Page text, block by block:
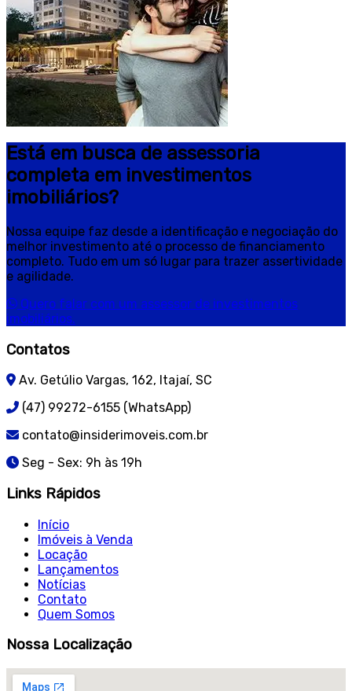
Está em busca de assessoria
completa em investimentos
imobiliários?
Nossa equipe faz desde a identificação e negociação do
melhor investimento até o processo de financiamento
completo. Tudo em um só lugar para trazer assertividade
e agilidade.
Quero falar com um assessor de investimentos
imobiliários.
Contatos
Av. Getúlio Vargas, 162, Itajaí, SC
(47) 99272-6155 (WhatsApp)
contato@insiderimoveis.com.br
Seg - Sex: 9h às 19h
Links Rápidos
Início
Imóveis à Venda
Locação
Lançamentos
Notícias
Contato
Quem Somos
Nossa Localização